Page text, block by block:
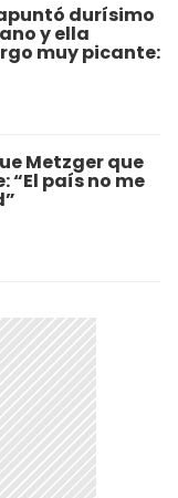
durísimo
y ella
muy picante:
Metzger que
“El país no me